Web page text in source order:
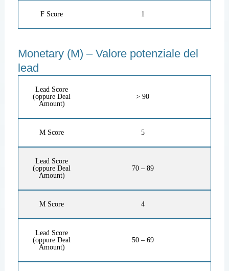
F Score 1
Monetary (M) – Valore potenziale del
lead
Lead Score
(oppure Deal
Amount)
> 90
M Score 5
Lead Score
(oppure Deal
Amount)
70 – 89
M Score 4
Lead Score
(oppure Deal
Amount)
50 – 69